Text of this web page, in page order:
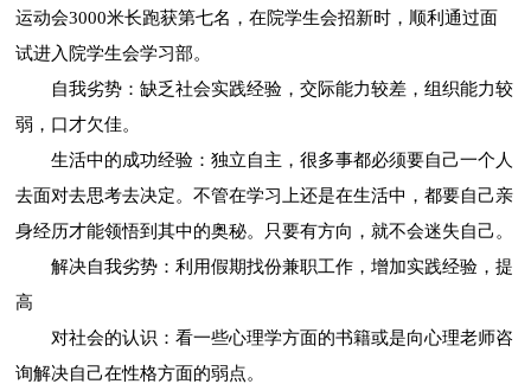
运动会3000米长跑获第七名，在院学生会招新时，顺利通过面
试进入院学生会学习部。
自我劣势：缺乏社会实践经验，交际能力较差，组织能力较
弱，口才欠佳。
生活中的成功经验：独立自主，很多事都必须要自己一个人
去面对去思考去决定。不管在学习上还是在生活中，都要自己亲
身经历才能领悟到其中的奥秘。只要有方向，就不会迷失自己。
解决自我劣势：利用假期找份兼职工作，增加实践经验，提
高
对社会的认识：看一些心理学方面的书籍或是向心理老师咨
询解决自己在性格方面的弱点。